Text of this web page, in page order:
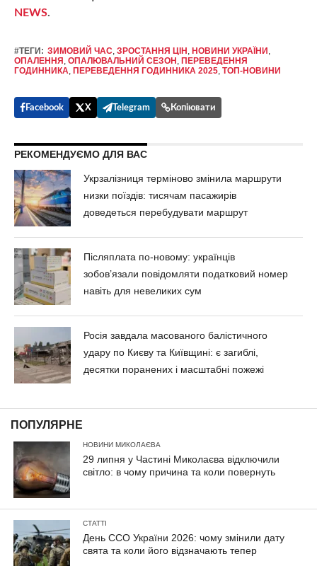
NEWS.
#ТЕГИ: ЗИМОВИЙ ЧАС, ЗРОСТАННЯ ЦІН , НОВИНИ УКРАЇНИ ,
ОПАЛЕННЯ , ОПАЛЮВАЛЬНИЙ СЕЗОН , ПЕРЕВЕДЕННЯ
ГОДИННИКА, ПЕРЕВЕДЕННЯ ГОДИННИКА 2025, ТОП-НОВИНИ
Facebook X Telegram Копіювати
РЕКОМЕНДУЄМО ДЛЯ ВАС
Укрзалізниця терміново змінила маршрути
низки поїздів: тисячам пасажирів
доведеться перебудувати маршрут
Післяплата по-новому: українців
зобов’язали повідомляти податковий номер
навіть для невеликих сум
Росія завдала масованого балістичного
удару по Києву та Київщині: є загиблі,
десятки поранених і масштабні пожежі
ПОПУЛЯРНЕ
НОВИНИ МИКОЛАЄВА
29 липня у Частині Миколаєва відключили
світло: в чому причина та коли повернуть
СТАТТІ
День ССО України 2026: чому змінили дату
свята та коли його відзначають тепер